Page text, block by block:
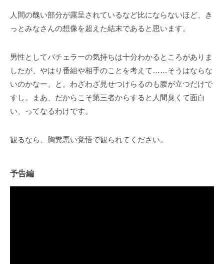
人間の醜い部分が露呈されているなど比にならないほど、き
っとみなさんの想像を超えた結末であると思います。
男性としてバチェラーの気持ちは十分わかるところがありま
したが、やはり番組や相手のことを考えて……そうはならな
いのかなー、と。わざわざ見せつけらるのも腹が立つだけで
すし。まあ、だからこそ第三者からすると人間臭くて面白
い、ってなるわけです。
観るなら、胸糞悪い覚悟で観られてください。
予告編